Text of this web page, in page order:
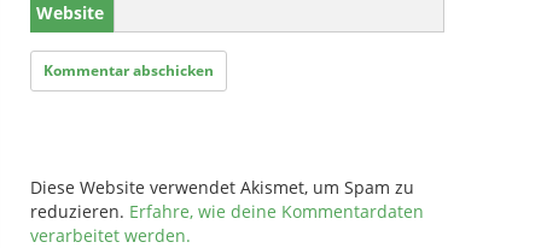
Website
Diese Website verwendet Akismet, um Spam zu
reduzieren. Erfahre, wie deine Kommentardaten
verarbeitet werden.